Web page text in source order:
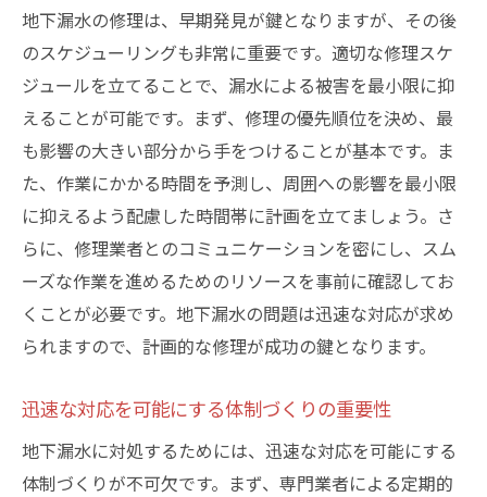
地下漏水の修理は、早期発見が鍵となりますが、その後
のスケジューリングも非常に重要です。適切な修理スケ
ジュールを立てることで、漏水による被害を最小限に抑
えることが可能です。まず、修理の優先順位を決め、最
も影響の大きい部分から手をつけることが基本です。ま
た、作業にかかる時間を予測し、周囲への影響を最小限
に抑えるよう配慮した時間帯に計画を立てましょう。さ
らに、修理業者とのコミュニケーションを密にし、スム
ーズな作業を進めるためのリソースを事前に確認してお
くことが必要です。地下漏水の問題は迅速な対応が求め
られますので、計画的な修理が成功の鍵となります。
迅速な対応を可能にする体制づくりの重要性
地下漏水に対処するためには、迅速な対応を可能にする
体制づくりが不可欠です。まず、専門業者による定期的